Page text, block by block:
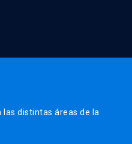
distintas áreas de la